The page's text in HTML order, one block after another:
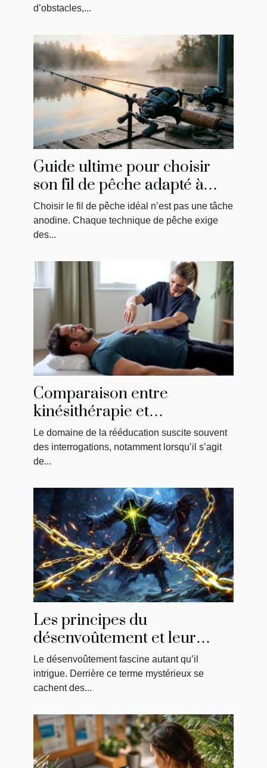
d’obstacles,...
Guide ultime pour choisir
son fil de pêche adapté à
chaque technique
Choisir le fil de pêche idéal n’est pas une tâche
anodine. Chaque technique de pêche exige
des...
Comparaison entre
kinésithérapie et
physiothérapie : ce qu'il faut
savoir
Le domaine de la rééducation suscite souvent
des interrogations, notamment lorsqu’il s’agit
de...
Les principes du
désenvoûtement et leur
impact sur la libération
énergétique
Le désenvoûtement fascine autant qu’il
intrigue. Derrière ce terme mystérieux se
cachent des...